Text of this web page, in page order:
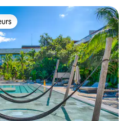
les plus appréciés